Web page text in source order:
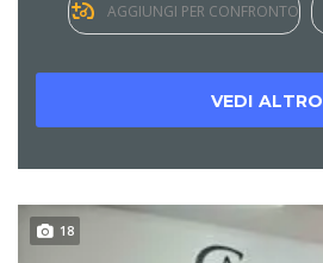
AGGIUNGI PER CONFRONTO
VEDI ALTRO
18